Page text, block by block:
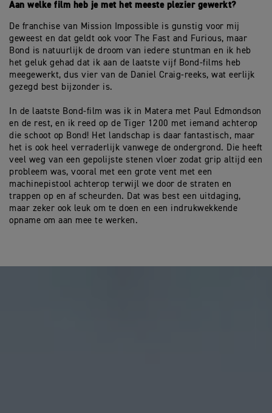
Aan welke film heb je met het meeste plezier gewerkt?
De franchise van Mission Impossible is gunstig voor mij
geweest en dat geldt ook voor The Fast and Furious, maar
Bond is natuurlijk de droom van iedere stuntman en ik heb
het geluk gehad dat ik aan de laatste vijf Bond-films heb
meegewerkt, dus vier van de Daniel Craig-reeks, wat eerlijk
gezegd best bijzonder is.
In de laatste Bond-film was ik in Matera met Paul Edmondson
en de rest, en ik reed op de Tiger 1200 met iemand achterop
die schoot op Bond! Het landschap is daar fantastisch, maar
het is ook heel verraderlijk vanwege de ondergrond. Die heeft
veel weg van een gepolijste stenen vloer zodat grip altijd een
probleem was, vooral met een grote vent met een
machinepistool achterop terwijl we door de straten en
trappen op en af scheurden. Dat was best een uitdaging,
maar zeker ook leuk om te doen en een indrukwekkende
opname om aan mee te werken.